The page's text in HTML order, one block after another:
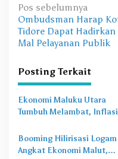
N
a
v
g
a
s
i
p
Pos sebelumnya
Ombudsman Harap
Tidore Dapat Hadirkan
Mal Pelayanan Publik
Posting Terkait
Ekonomi Maluku Utara
Tumbuh Melambat, Inflasi
Alarm Baru
Booming Hilirisasi Logam
Angkat Ekonomi Malut,